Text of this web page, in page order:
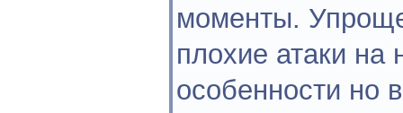
моменты.
плохие атаки
особенности но